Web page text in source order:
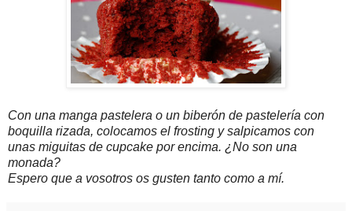
Con una manga pastelera o un biberón de pastelería con
boquilla rizada, colocamos el frosting y salpicamos con
unas miguitas de cupcake por encima. ¿No son una
monada?
Espero que a vosotros os gusten tanto como a mí.